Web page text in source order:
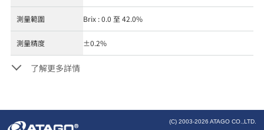
測量範圍 Brix : 0.0 至 42.0%
測量精度 ±0.2%
了解更多詳情
(C) 2003-2026 ATAGO CO.,LTD.